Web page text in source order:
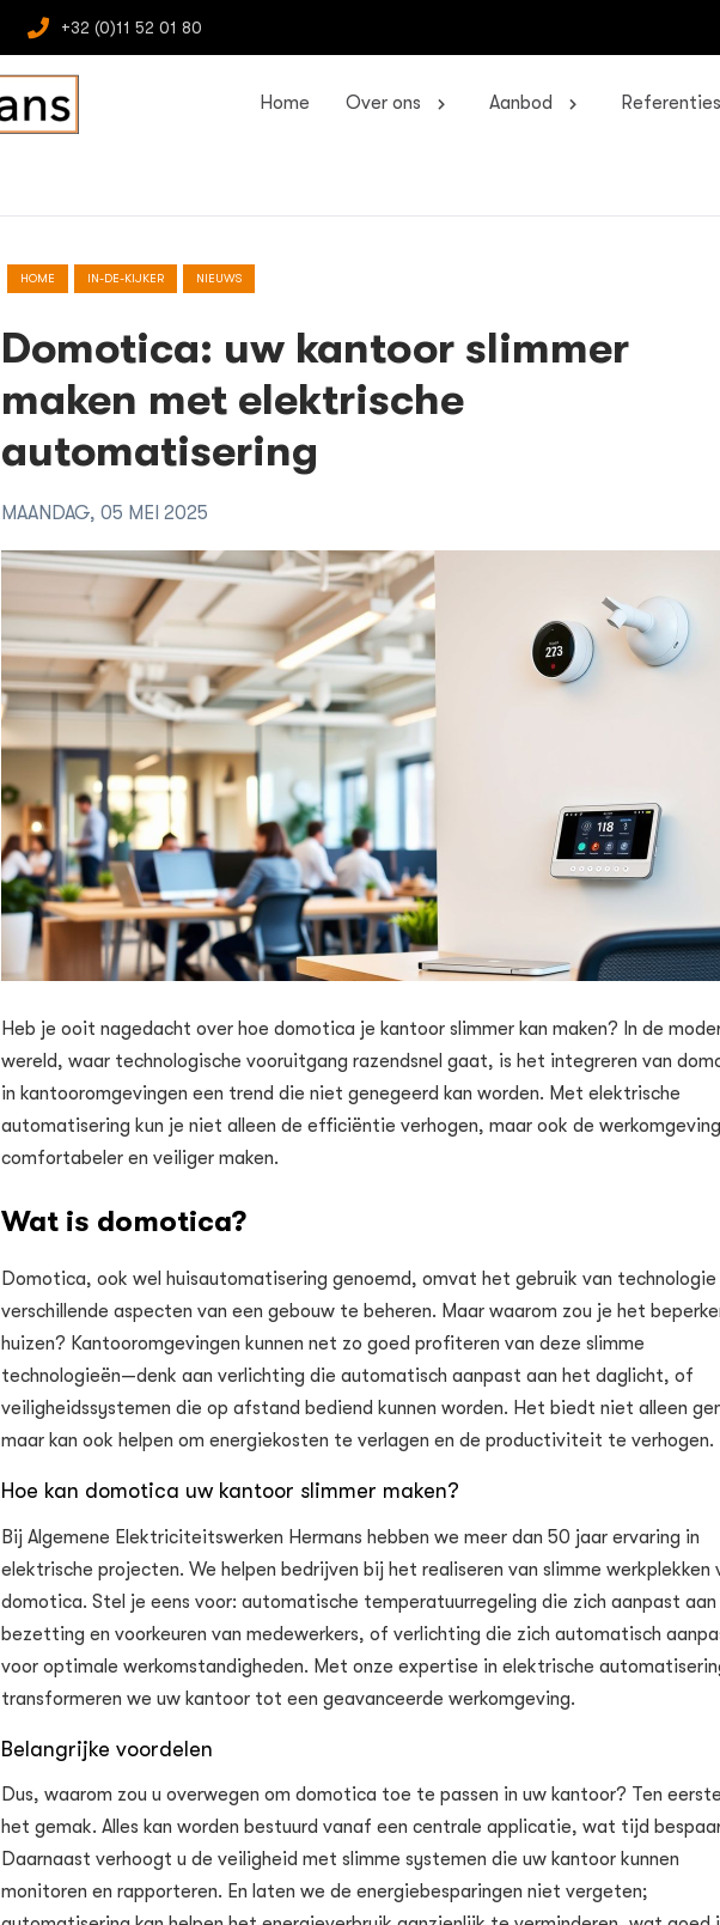
+32 (0)11 52 01 80
Home Over ons Aanbod Referenties
HOME IN-DE-KIJKER NIEUWS
Domotica: uw kantoor slimmer
maken met elektrische
automatisering
MAANDAG, 05 MEI 2025
Heb je ooit nagedacht over hoe domotica je kantoor slimmer kan maken? In de
wereld, waar technologische vooruitgang razendsnel gaat, is het integreren van
in kantooromgevingen een trend die niet genegeerd kan worden. Met elektrische
automatisering kun je niet alleen de efficiëntie verhogen, maar ook de werkomgeving
comfortabeler en veiliger maken.
Wat is domotica?
Domotica, ook wel huisautomatisering genoemd, omvat het gebruik van technologie
verschillende aspecten van een gebouw te beheren. Maar waarom zou je het
huizen? Kantooromgevingen kunnen net zo goed profiteren van deze slimme
technologieën—denk aan verlichting die automatisch aanpast aan het daglicht, of
veiligheidssystemen die op afstand bediend kunnen worden. Het biedt niet alleen
maar kan ook helpen om energiekosten te verlagen en de productiviteit te verhogen.
Hoe kan domotica uw kantoor slimmer maken?
Bij Algemene Elektriciteitswerken Hermans hebben we meer dan 50 jaar ervaring in
elektrische projecten. We helpen bedrijven bij het realiseren van slimme werkplekken
domotica. Stel je eens voor: automatische temperatuurregeling die zich aanpast aan
bezetting en voorkeuren van medewerkers, of verlichting die zich automatisch
voor optimale werkomstandigheden. Met onze expertise in elektrische
transformeren we uw kantoor tot een geavanceerde werkomgeving.
Belangrijke voordelen
Dus, waarom zou u overwegen om domotica toe te passen in uw kantoor? Ten
het gemak. Alles kan worden bestuurd vanaf een centrale applicatie, wat tijd
Daarnaast verhoogt u de veiligheid met slimme systemen die uw kantoor kunnen
monitoren en rapporteren. En laten we de energiebesparingen niet vergeten;